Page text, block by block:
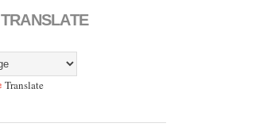
TRANSLATE
Translate